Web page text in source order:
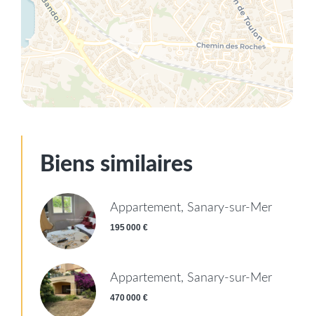
Biens similaires
Appartement, Sanary-sur-Mer
195 000 €
Appartement, Sanary-sur-Mer
470 000 €